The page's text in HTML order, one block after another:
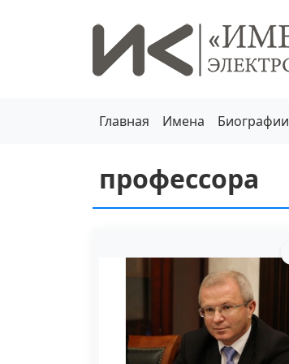
Главная Имена Биографии
профессора